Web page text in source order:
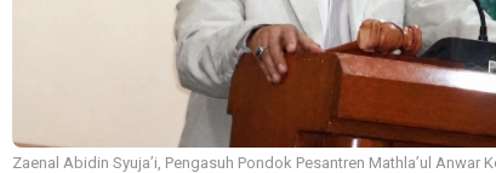
Zaenal Abidin Syuja’i, Pengasuh Pondok Pesantren Mathla’ul Anwar